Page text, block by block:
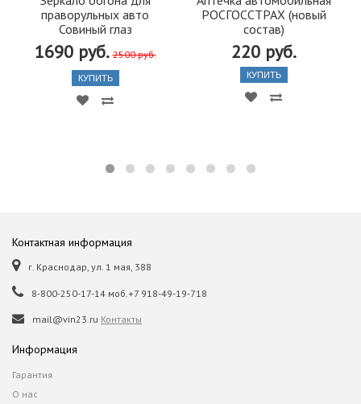
праворульных авто
Совиный глаз
1690 руб. 2500 руб.
КУПИТЬ
РОСГОССТРАХ (новый
состав)
220 руб.
КУПИТЬ
Контактная информация
г. Краснодар, ул. 1 мая, 388
8-800-250-17-14 моб.+7 918-49-19-718
mail@vin23.ru Контакты
Информация
Гарантия
О нас